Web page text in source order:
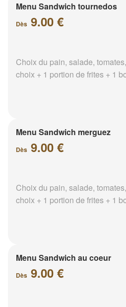
Menu Sandwich tournedos
Dès 9.00 €
Choix du pain, salade,
choix + 1 portion de frites + 1
Menu Sandwich merguez
Dès 9.00 €
Choix du pain, salade,
choix + 1 portion de frites + 1
Menu Sandwich au coeur
Dès 9.00 €